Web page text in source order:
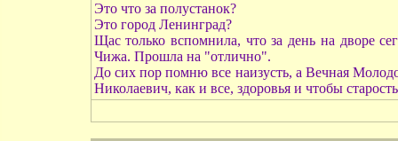
Это что за полустанок?
Это город Ленинград?
Щас только вспомнила, что за день на дворе
Чижа. Прошла на "отлично".
До сих пор помню все наизусть, а Вечная
Николаевич, как и все, здоровья и чтобы